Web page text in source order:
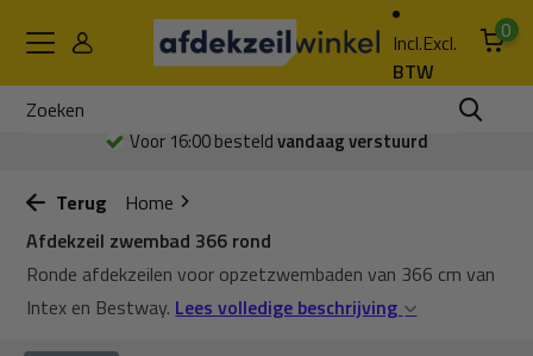
Incl.Excl.
BTW
0
Voor 16:00 besteldvandaag verstuurd
Terug
Home
Afdekzeil zwembad 366 rond
Ronde afdekzeilen voor opzetzwembaden van 366 cm van
Intex en Bestway. Lees volledige beschrijving